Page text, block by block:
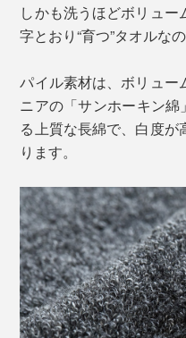
しかも洗うほどボリュ
字とおり“育つ”タオルなの
パイル素材は、ボリュー
ニアの「サンホーキン
る上質な長綿で、白度
ります。